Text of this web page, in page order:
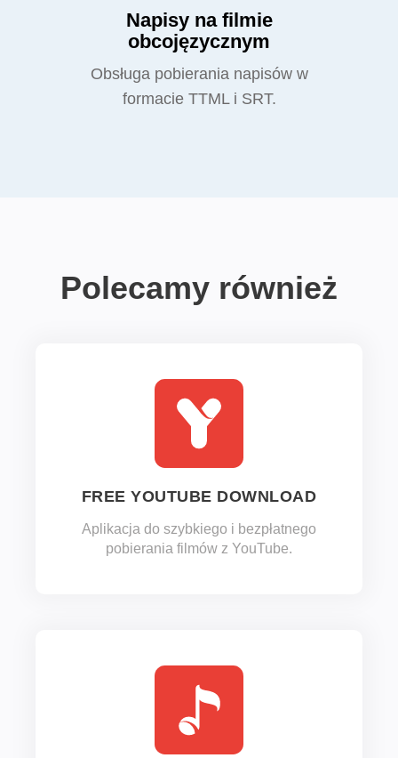
Napisy na filmie
obcojęzycznym
Obsługa pobierania napisów w
formacie TTML i SRT.
Polecamy również
FREE YOUTUBE DOWNLOAD
Aplikacja do szybkiego i bezpłatnego
pobierania filmów z YouTube.